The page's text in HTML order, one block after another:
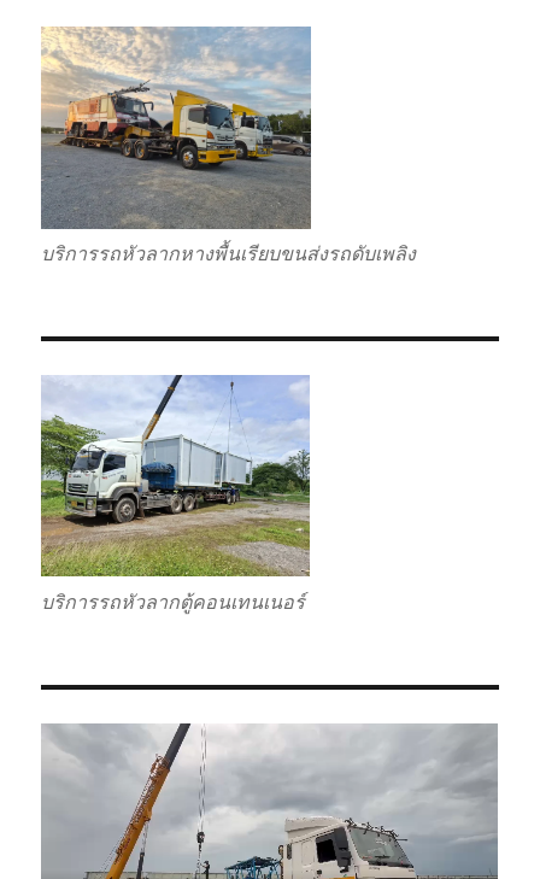
บริการรถหัวลากหางพื้นเรียบขนส่งรถดับเพลิง
บริการรถหัวลากตู้คอนเทนเนอร์